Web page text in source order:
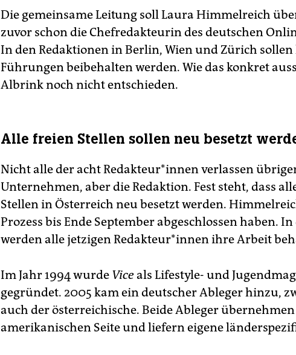
Die gemeinsame Leitung soll Laura Himmelreich
zuvor schon die Chefredakteurin des deutschen
In den Redaktionen in Berlin, Wien und Zürich sollen
Führungen beibehalten werden. Wie das konkret
Albrink noch nicht entschieden.
Alle freien Stellen sollen neu besetzt
Nicht alle der acht Redakteur*innen verlassen
Unternehmen, aber die Redaktion. Fest steht, dass
Stellen in Österreich neu besetzt werden.
Prozess bis Ende September abgeschlossen haben. In
werden alle jetzigen Redakteur*innen ihre Arbeit
Im Jahr 1994 wurde Viceals Lifestyle- und
gegründet. 2005 kam ein deutscher Ableger hinzu,
auch der österreichische. Beide Ableger
amerikanischen Seite und liefern eigene